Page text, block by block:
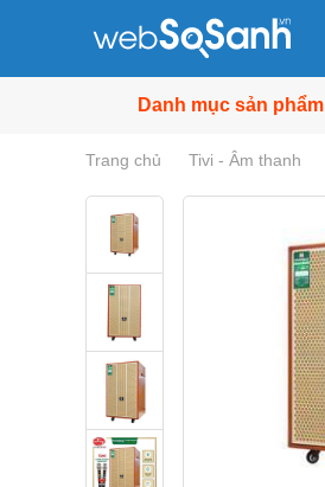
Danh mục sản phẩm
Trang chủ Tivi - Âm thanh